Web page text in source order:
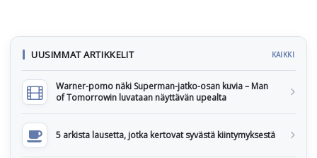
UUSIMMAT ARTIKKELIT KAIKKI
Warner-pomo näki Superman-jatko-osan kuvia – Man
of Tomorrowin luvataan näyttävän upealta
5 arkista lausetta, jotka kertovat syvästä kiintymyksestä